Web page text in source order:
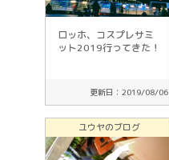
ロッホ、コスプレサミ
ット2019行ってきた！
更新日：2019/08/06
ユウヤのブログ